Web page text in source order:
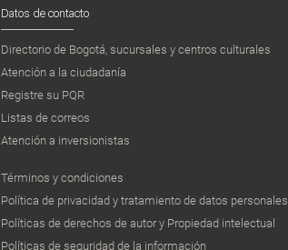
Datos de contacto
Directorio de Bogotá, sucursales y centros culturales
Atención a la ciudadanía
Registre su PQR
Listas de correos
Atención a inversionistas
Términos y condiciones
Política de privacidad y tratamiento de datos personales
Políticas de derechos de autor y Propiedad intelectual
Políticas de seguridad de la información